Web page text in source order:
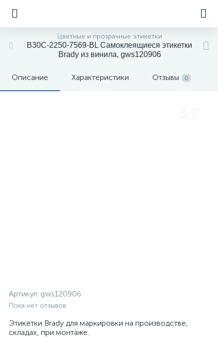
Цветные и прозрачные этикетки
B30C-2250-7569-BL Самоклеящиеся этикетки
Brady из винила, gws120906
Описание Характеристики Отзывы 0
Артикул: gws120906
Пока нет отзывов
Этикетки Brady для маркировки на производстве,
складах, при монтаже.